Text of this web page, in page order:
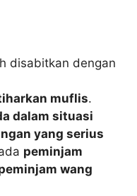
disabitkan dengan
muflis.
dalam situasi
yang serius
peminjam
wang